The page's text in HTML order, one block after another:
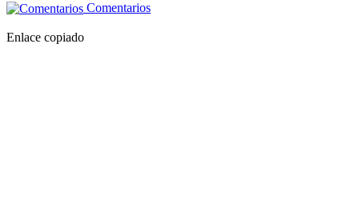
Comentarios
Enlace copiado